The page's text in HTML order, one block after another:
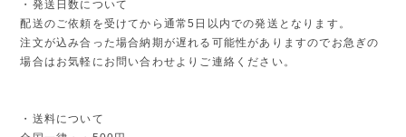
・発送日数について
配送のご依頼を受けてから通常5日以内での発送となります。
注文が込み合った場合納期が遅れる可能性がありますのでお急ぎの
場合はお気軽にお問い合わせよりご連絡ください。
・送料について